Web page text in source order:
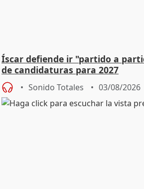
Íscar defiende ir "partido a
de candidaturas para 2027
Sonido Totales 03/08/2026